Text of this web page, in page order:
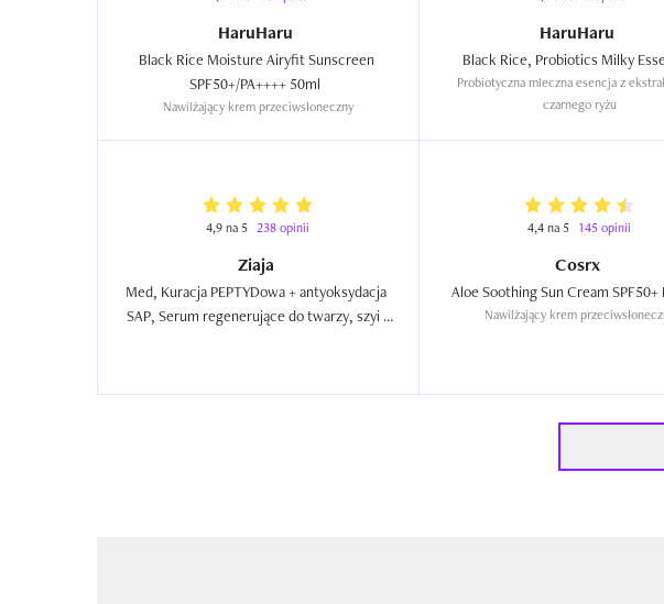
HaruHaru
Black Rice Moisture Airyfit Sunscreen
Nawilżający krem ​​przeciwsłoneczny
HaruHaru
Probiotyczna mleczna esencja z
czarnego ryżu
4,9 na 5 238 opinii
Ziaja
Med, Kuracja PEPTYDowa + antyoksydacja
SAP, Serum regenerujące do twarzy, szyi i
4,4 na 5 145 opinii
Cosrx
Nawilżający krem